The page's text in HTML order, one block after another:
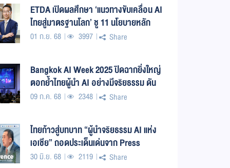
ETDA เปิดผลศึกษา ‘แนวทางขับเคลื่อน AI
ไทยสู่มาตรฐานโลก’ ชู 11 นโยบายหลัก
ตามกรอบยูเนสโก หนุนทุกภาคส่วนวาง
01 ก.ย. 68 3997 Share
Bangkok AI Week 2025 ปิดฉากยิ่งใหญ่
ตอกย้ำไทยผู้นำ AI อย่างมีจริยธรรม ดัน
“อธิปไตย AI” สู่ยุทธศาสตร์ชาติ
09 ก.ค. 68 2348 Share
ไทยก้าวสู่บทบาท “ผู้นำจริยธรรม AI แห่ง
เอเชีย” ถอดประเด็นเด่นจาก Press
Conference The 3rd UNESCO Global
30 มิ.ย. 68 2119 Share